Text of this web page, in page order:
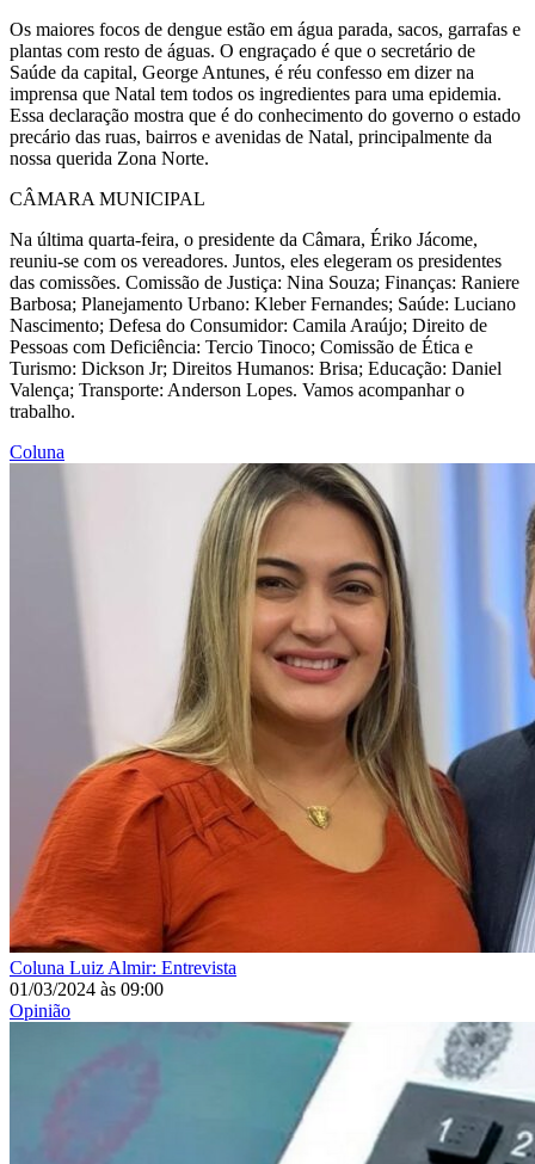
Os maiores focos de dengue estão em água parada, sacos, garrafas e
plantas com resto de águas. O engraçado é que o secretário de
Saúde da capital, George Antunes, é réu confesso em dizer na
imprensa que Natal tem todos os ingredientes para uma epidemia.
Essa declaração mostra que é do conhecimento do governo o estado
precário das ruas, bairros e avenidas de Natal, principalmente da
nossa querida Zona Norte.
CÂMARA MUNICIPAL
Na última quarta-feira, o presidente da Câmara, Ériko Jácome,
reuniu-se com os vereadores. Juntos, eles elegeram os presidentes
das comissões. Comissão de Justiça: Nina Souza; Finanças: Raniere
Barbosa; Planejamento Urbano: Kleber Fernandes; Saúde: Luciano
Nascimento; Defesa do Consumidor: Camila Araújo; Direito de
Pessoas com Deficiência: Tercio Tinoco; Comissão de Ética e
Turismo: Dickson Jr; Direitos Humanos: Brisa; Educação: Daniel
Valença; Transporte: Anderson Lopes. Vamos acompanhar o
trabalho.
Coluna
Coluna Luiz Almir: Entrevista
01/03/2024 às 09:00
Opinião